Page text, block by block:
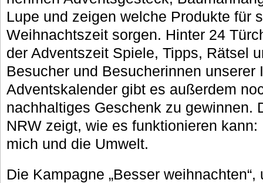
Lupe und zeigen welche Produkte für
Weihnachtszeit sorgen. Hinter 24
der Adventszeit Spiele, Tipps, Rätsel
Besucher und Besucherinnen unserer
Adventskalender gibt es außerdem
nachhaltiges Geschenk zu gewinnen.
NRW zeigt, wie es funktionieren
mich und die Umwelt.
Die Kampagne „Besser